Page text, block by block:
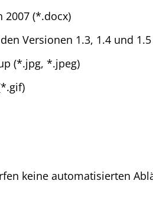
2007 (*.docx)
Versionen 1.3, 1.4 und
(*.jpg, *.jpeg)
keine automatisierten